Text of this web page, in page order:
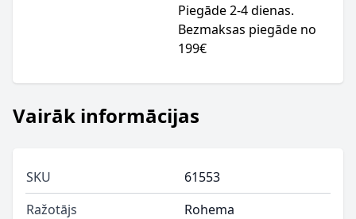
Piegāde 2-4 dienas.
Bezmaksas piegāde no
199€
Vairāk informācijas
SKU
61553
Ražotājs
Rohema